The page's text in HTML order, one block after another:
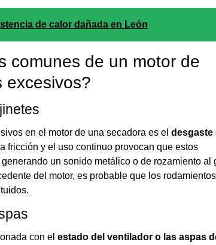
de calor dañada en León
comunes de un motor de
excesivos?
en el motor de una secadora es el desgaste
fricción y el uso continuo provocan que estos
un sonido metálico o de rozamiento al
del motor, es probable que los rodamientos
con el estado del ventilador o las aspas